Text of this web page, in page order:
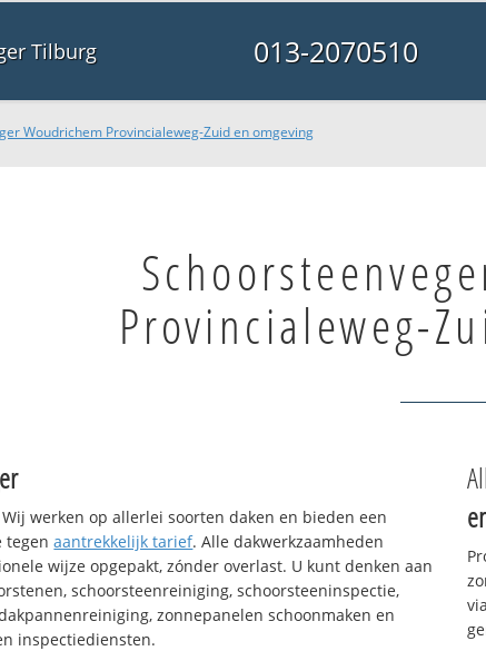
Tilburg 013-2070510
Woudrichem Provincialeweg-Zuid en omgeving
Provincialeweg-
Wij werken op allerlei soorten daken en bieden een
tegenaantrekkelijk tarief. Alle dakwerkzaamheden
wijze opgepakt, zónder overlast. U kunt denken aan
schoorsteenreiniging, schoorsteeninspectie,
zonnepanelen schoonmaken en
inspectiediensten.